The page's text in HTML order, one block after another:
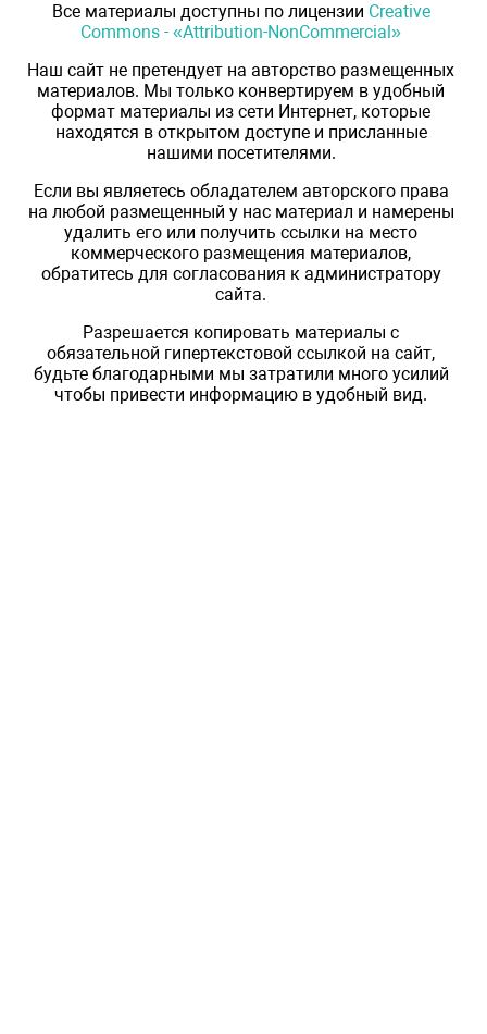
Все материалы доступны по лицензии Creative
Commons - «Attribution-NonCommercial»
Наш сайт не претендует на авторство размещенных
материалов. Мы только конвертируем в удобный
формат материалы из сети Интернет, которые
находятся в открытом доступе и присланные
нашими посетителями.
Если вы являетесь обладателем авторского права
на любой размещенный у нас материал и намерены
удалить его или получить ссылки на место
коммерческого размещения материалов,
обратитесь для согласования к администратору
сайта.
Разрешается копировать материалы с
обязательной гипертекстовой ссылкой на сайт,
будьте благодарными мы затратили много усилий
чтобы привести информацию в удобный вид.